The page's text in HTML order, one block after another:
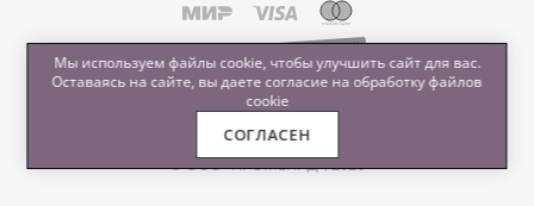
© ООО "ПРОМЕНАД", 2026
Мы используем файлы cookie, чтобы улучшить сайт для вас.
Оставаясь на сайте, вы даете согласие на обработкуфайлов
cookie
СОГЛАСЕН